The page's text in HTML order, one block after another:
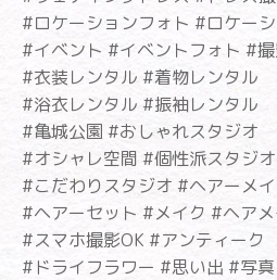
#ロケーションフォト #ロケー
#イベント #イベントフォト #
#衣装レンタル #着物レンタル
#浴衣レンタル #振袖レンタル
#亀城公園 #おしゃれスタジオ
#オシャレ空間 #個性派スタジオ
#こだわりスタジオ #ヘアーメ
#ヘアーセット #メイク #ヘアメ
#スマホ撮影OK #アンティーク
#ドライフラワー #思い出 #写真